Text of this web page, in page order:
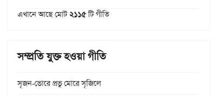
এখানে আছে মোট২১১৫টি গীতি
সম্প্রতি যুক্ত হওয়া গীতি
সৃজন-ভোরে প্রভু মোরে সৃজিলে